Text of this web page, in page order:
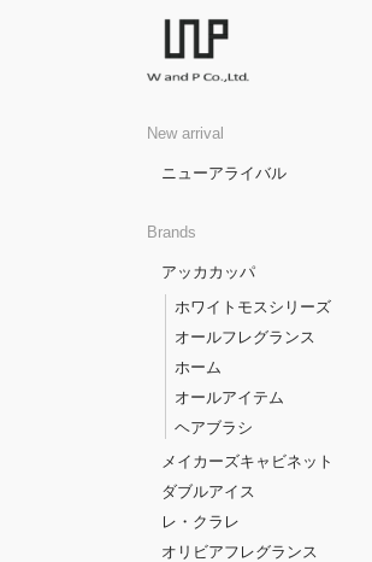
New arrival
ニューアライバル
Brands
アッカカッパ
ホワイトモスシリーズ
オールフレグランス
ホーム
オールアイテム
ヘアブラシ
メイカーズキャビネット
ダブルアイス
レ・クラレ
オリビアフレグランス